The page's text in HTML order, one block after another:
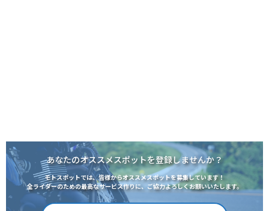
あなたのオススメスポットを登録しませんか？
モトスポットでは、皆様からオススメスポットを募集しています！
全ライダーのための最高なサービス作りに、ご協力よろしくお願いいたします。